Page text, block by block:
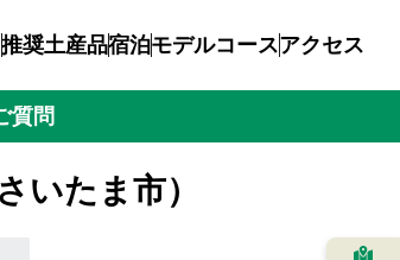
推奨土産品宿泊モデルコースアクセス
質問
たま市）